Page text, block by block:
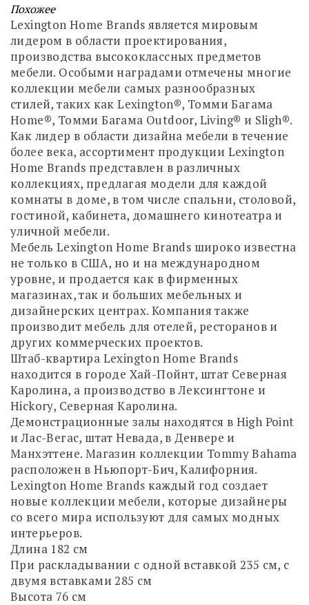
Похожее
Lexington Home Brands является мировым
лидером в области проектирования,
производства высококлассных предметов
мебели. Особыми наградами отмечены многие
коллекции мебели самых разнообразных
стилей, таких как Lexington®, Томми Багама
Home®, Томми Багама Outdoor, Living® и Sligh®.
Как лидер в области дизайна мебели в течение
более века, ассортимент продукции Lexington
Home Brands представлен в различных
коллекциях, предлагая модели для каждой
комнаты в доме, в том числе спальни, столовой,
гостиной, кабинета, домашнего кинотеатра и
уличной мебели.
Мебель Lexington Home Brands широко известна
не только в США, но и на международном
уровне, и продается как в фирменных
магазинах, так и больших мебельных и
дизайнерских центрах. Компания также
производит мебель для отелей, ресторанов и
других коммерческих проектов.
Штаб-квартира Lexington Home Brands
находится в городе Хай-Пойнт, штат Северная
Каролина, а производство в Лексингтоне и
Hickory, Северная Каролина.
Демонстрационные залы находятся в High Point
и Лас-Вегас, штат Невада, в Денвере и
Манхэттене. Магазин коллекции Tommy Bahama
расположен в Ньюпорт-Бич, Калифорния.
Lexington Home Brands каждый год создает
новые коллекции мебели, которые дизайнеры
со всего мира используют для самых модных
интерьеров.
Длина 182 см
При раскладывании с одной вставкой 235 см, с
двумя вставками 285 см
Высота 76 см